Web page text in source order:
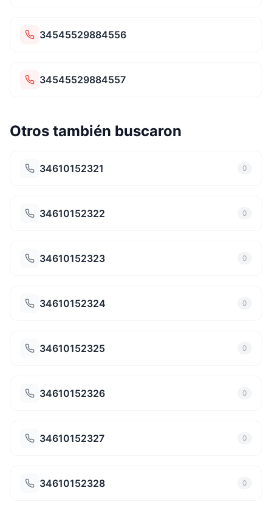
34545529884556
34545529884557
Otros también buscaron
34610152321 0
34610152322 0
34610152323 0
34610152324 0
34610152325 0
34610152326 0
34610152327 0
34610152328 0